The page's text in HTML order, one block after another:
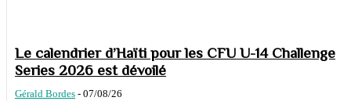
Le calendrier d’Haïti pour les CFU U-14 Challenge
Series 2026 est dévoilé
Gérald Bordes - 07/08/26